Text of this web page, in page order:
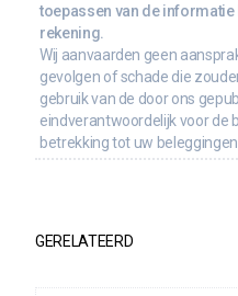
toepassen van de
rekening.
Wij aanvaarden geen
gevolgen of schade die
gebruik van de door ons
eindverantwoordelijk voor de
betrekking tot uw
GERELATEERD